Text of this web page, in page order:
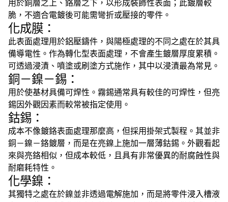
用於銅層之上、鉻層之下，以形成裝飾性表面；此鍍層較
脆，不適合電鍍後可能需彎折或壓接的零件。
化成膜：
此表面處理用於鋁壓鑄件，與陽極處理的不同之處在於其具
備導電性。作為轉化型表面處理，不會產生鍍層厚度累積。
可透過浸漬、噴塗或刷塗方式施作，其中以浸漬最為常見。
銅－鎳－錫：
用於使基材具備可焊性。霧錫通常具有較佳的可焊性，但亮
錫因外觀因素而較常被指定使用。
鈷錫：
成本不像鍍鉻表面處理那麼高，但採用掛架式製程。其並非
銅－鎳－鉻鍍層，而是在亮鎳上施加一層薄鈷錫。外觀看起
來與亮鉻相似，但成本較低，且具有非常優異的耐腐蝕性與
耐磨耗特性。
化學鎳：
其獨特之處在於鎳並非透過電解施加，而是將零件浸入槽液